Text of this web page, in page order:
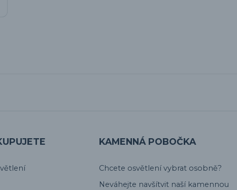
KAMENNÁ POBOČKA
Chcete osvětlení vybrat osobně?
Neváhejte navšítvit naší kamennou